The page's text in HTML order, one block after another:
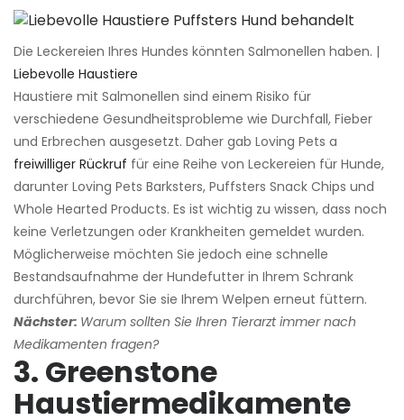
Die Leckereien Ihres Hundes könnten Salmonellen haben. |
Liebevolle Haustiere
Haustiere mit Salmonellen sind einem Risiko für
verschiedene Gesundheitsprobleme wie Durchfall, Fieber
und Erbrechen ausgesetzt. Daher gab Loving Pets a
freiwilliger Rückruf für eine Reihe von Leckereien für Hunde,
darunter Loving Pets Barksters, Puffsters Snack Chips und
Whole Hearted Products. Es ist wichtig zu wissen, dass noch
keine Verletzungen oder Krankheiten gemeldet wurden.
Möglicherweise möchten Sie jedoch eine schnelle
Bestandsaufnahme der Hundefutter in Ihrem Schrank
durchführen, bevor Sie sie Ihrem Welpen erneut füttern.
Nächster: Warum sollten Sie Ihren Tierarzt immer nach
Medikamenten fragen?
3. Greenstone
Haustiermedikamente